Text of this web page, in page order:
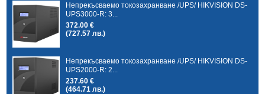
Непрекъсваемо токозахранване /UPS/ HIKVISION DS-
UPS3000-R: 3...
372.00 €
(727.57 лв.)
Непрекъсваемо токозахранване /UPS/ HIKVISION DS-
UPS2000-R: 2...
237.60 €
(464.71 лв.)